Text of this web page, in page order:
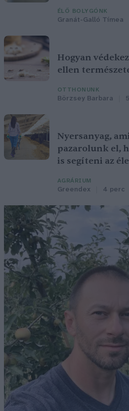
ÉLŐ BOLYGÓNK
Granát-Galló Tímea
Hogyan
ellen
OTTHONUNK
Börzsey Barbara
Nyersanyag,
pazarolunk el,
is segíteni az
AGRÁRIUM
Greendex 4 perc